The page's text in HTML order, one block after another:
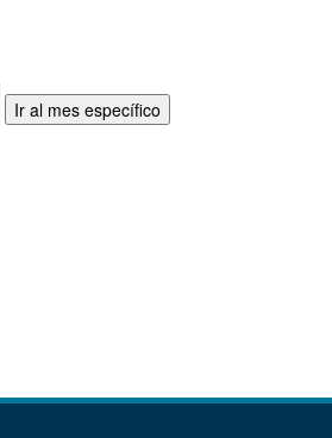
Ir al mes específico